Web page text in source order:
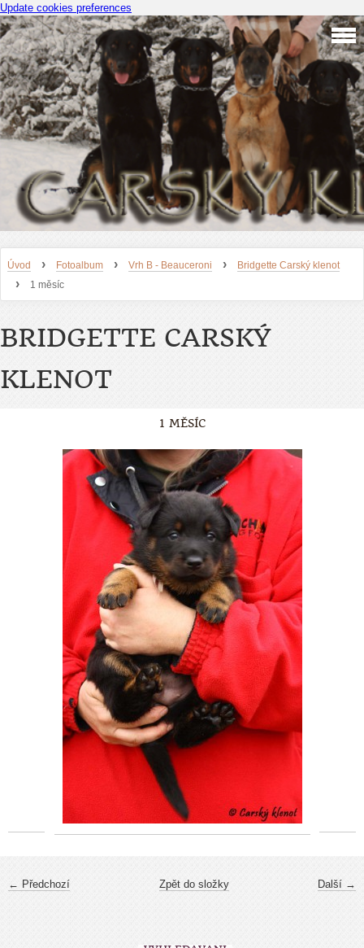
Update cookies preferences
Úvod › Fotoalbum › Vrh B - Beauceroni › Bridgette Carský klenot
› 1 měsíc
BRIDGETTE CARSKÝ
KLENOT
1 MĚSÍC
← Předchozí Další →
Zpět do složky